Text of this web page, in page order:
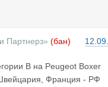
(бан)
В на Peugeot Boxer
Франция - РФ